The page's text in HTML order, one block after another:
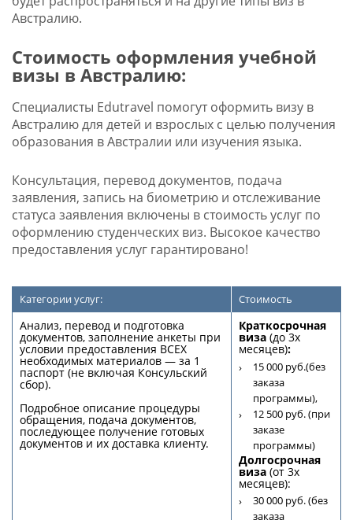
Австралию.
Стоимость оформления учебной
визы в Австралию:
Специалисты Edutravel помогут оформить визу в
Австралию для детей и взрослых с целью получения
образования в Австралии или изучения языка.
Консультация, перевод документов, подача
заявления, запись на биометрию и отслеживание
статуса заявления включены в стоимость услуг по
оформлению студенческих виз. Высокое качество
предоставления услуг гарантировано!
Категории услуг: Стоимость
Анализ, перевод и подготовка
документов, заполнение анкеты при
условии предоставления ВСЕХ
необходимых материалов — за 1
паспорт (не включая Консульский
сбор).
Подробное описание процедуры
обращения, подача документов,
последующее получение готовых
документов и их доставка клиенту.
Краткосрочная
виза (до 3х
месяцев):
15 000 руб.(без
заказа
программы),
12 500 руб. (при
заказе
программы)
Долгосрочная
виза(от 3х
месяцев):
30 000 руб. (без
заказа